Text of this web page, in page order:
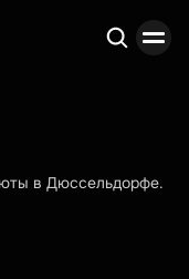
в Дюссельдорфе.